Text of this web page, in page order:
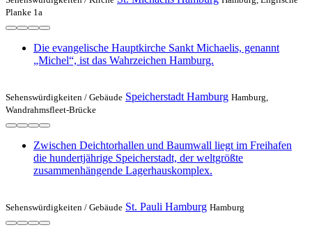
Planke 1a
Die evangelische Hauptkirche Sankt Michaelis, genannt
„Michel“, ist das Wahrzeichen Hamburg.
Sehenswürdigkeiten / Gebäude Speicherstadt Hamburg Hamburg,
Wandrahmsfleet-Brücke
Zwischen Deichtorhallen und Baumwall liegt im Freihafen
die hundertjährige Speicherstadt, der weltgrößte
zusammenhängende Lagerhauskomplex.
Sehenswürdigkeiten / Gebäude St. Pauli Hamburg Hamburg